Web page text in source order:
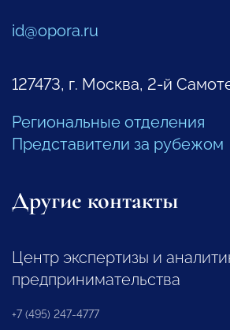
id@opora.ru
127473, г. Москва, 2-й
Региональные отделения
Представители за рубежом
Другие контакты
Центр экспертизы и
предпринимательства
+7 (495) 247-4777